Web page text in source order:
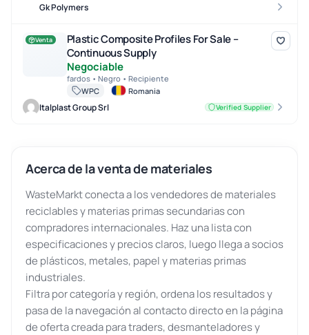
Gk Polymers
Plastic Composite Profiles For Sale – Continuous Supply
Venta
Plastic Composite Profiles For Sale –
Continuous Supply
Negociable
fardos • Negro • Recipiente
WPC
Romania
Italplast Group Srl Verified Supplier
Acerca de la venta de materiales
WasteMarkt conecta a los vendedores de materiales
reciclables y materias primas secundarias con
compradores internacionales. Haz una lista con
especificaciones y precios claros, luego llega a socios
de plásticos, metales, papel y materias primas
industriales.
Filtra por categoría y región, ordena los resultados y
pasa de la navegación al contacto directo en la página
de oferta creada para traders, desmanteladores y